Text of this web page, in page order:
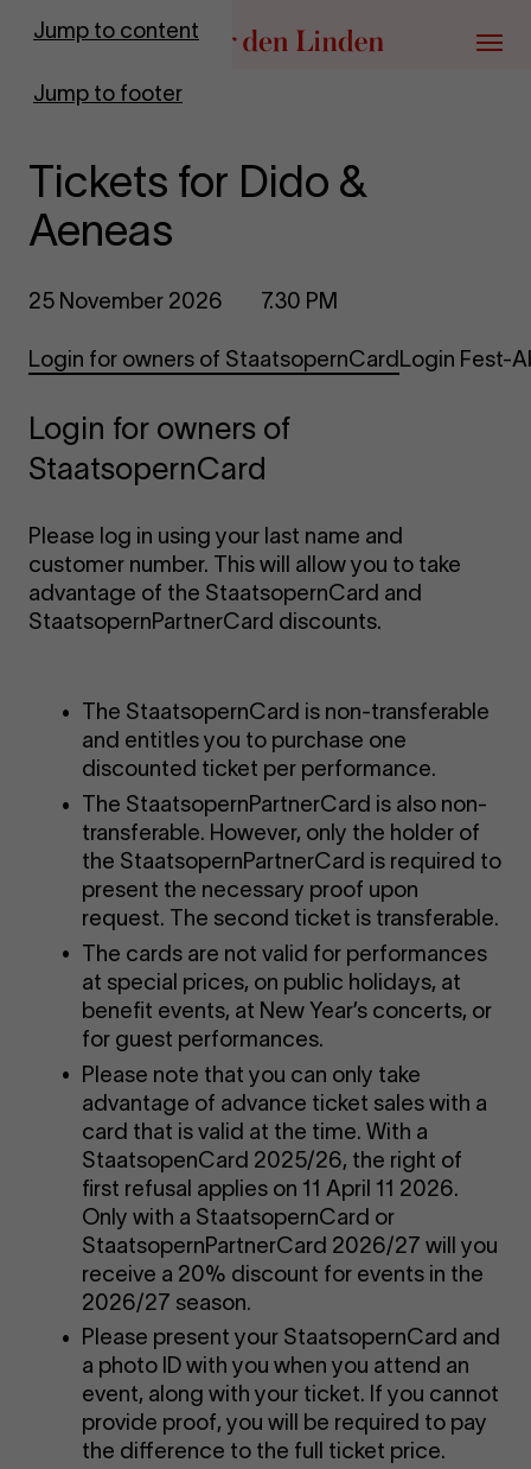
Jump to content
Jump to footer
Go to homepage
Menu
Tickets for Dido &
Aeneas
25 November 2026 7.30 PM
Login for owners of StaatsopernCardLogin Fest-
Login for owners of
StaatsopernCard
Please log in using your last name and
customer number. This will allow you to take
advantage of the StaatsopernCard and
StaatsopernPartnerCard discounts.
The StaatsopernCard is non-transferable
and entitles you to purchase one
discounted ticket per performance.
The StaatsopernPartnerCard is also non-
transferable. However, only the holder of
the StaatsopernPartnerCard is required to
present the necessary proof upon
request. The second ticket is transferable.
The cards are not valid for performances
at special prices, on public holidays, at
benefit events, at New Year’s concerts, or
for guest performances.
Please note that you can only take
advantage of advance ticket sales with a
card that is valid at the time. With a
StaatsopenCard 2025/26, the right of
first refusal applies on 11 April 11 2026.
Only with a StaatsopernCard or
StaatsopernPartnerCard 2026/27 will you
receive a 20% discount for events in the
2026/27 season.
Please present your StaatsopernCard and
a photo ID with you when you attend an
event, along with your ticket. If you cannot
provide proof, you will be required to pay
the difference to the full ticket price.